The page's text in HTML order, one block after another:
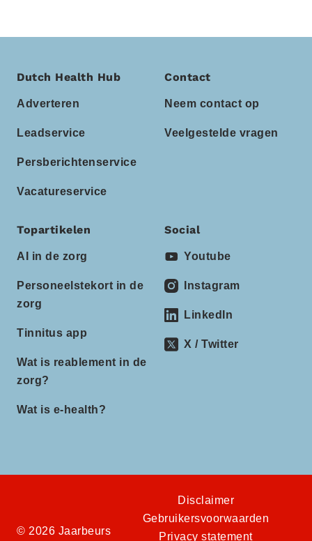
Dutch Health Hub
Adverteren
Leadservice
Persberichtenservice
Vacatureservice
Contact
Neem contact op
Veelgestelde vragen
Topartikelen
AI in de zorg
Personeelstekort in de
zorg
Tinnitus app
Wat is reablement in de
zorg?
Wat is e-health?
Social
Youtube
Instagram
LinkedIn
X / Twitter
© 2026 Jaarbeurs
Disclaimer
Gebruikersvoorwaarden
Privacy statement